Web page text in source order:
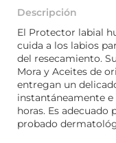
Descripción
El Protector labial
cuida a los labios
del resecamiento.
Mora y Aceites de
entregan un
instantáneamente
horas. Es adecuado
probado